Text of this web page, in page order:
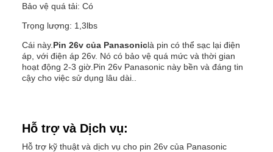
Bảo vệ quá tải: Có
Trọng lượng: 1,3lbs
Cái này. Pin 26v của Panasoniclà pin có thể sạc lại điện
áp, với điện áp 26v. Nó có bảo vệ quá mức và thời gian
hoạt động 2-3 giờ.Pin 26v Panasonic này bền và đáng tin
cậy cho việc sử dụng lâu dài..
Hỗ trợ và Dịch vụ:
Hỗ trợ kỹ thuật và dịch vụ cho pin 26v của Panasonic